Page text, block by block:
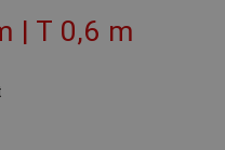
| T 0,6 m